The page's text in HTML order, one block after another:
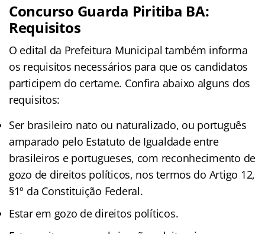
Concurso Guarda Piritiba BA:
Requisitos
O edital da Prefeitura Municipal também informa
os requisitos necessários para que os candidatos
participem do certame. Confira abaixo alguns dos
requisitos:
Ser brasileiro nato ou naturalizado, ou português
amparado pelo Estatuto de Igualdade entre
brasileiros e portugueses, com reconhecimento de
gozo de direitos políticos, nos termos do Artigo 12,
§1º da Constituição Federal.
Estar em gozo de direitos políticos.